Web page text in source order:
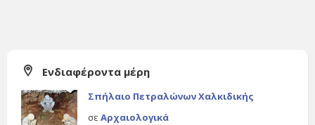
Ενδιαφέροντα μέρη
Σπήλαιο Πετραλώνων Χαλκιδικής
σε Αρχαιολογικά